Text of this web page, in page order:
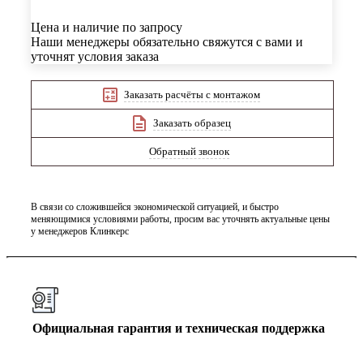
Цена и наличие по запросу
Наши менеджеры обязательно свяжутся с вами и
уточнят условия заказа
Заказать расчёты с монтажом
Заказать образец
Обратный звонок
В связи со сложившейся экономической ситуацией, и быстро
меняющимися условиями работы, просим вас уточнять актуальные цены
у менеджеров Клинкерс
Официальная гарантия и техническая поддержка